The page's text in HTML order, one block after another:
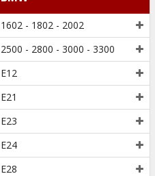
1602 - 1802 - 2002
2500 - 2800 - 3000 - 3300
E12
E21
E23
E24
E28